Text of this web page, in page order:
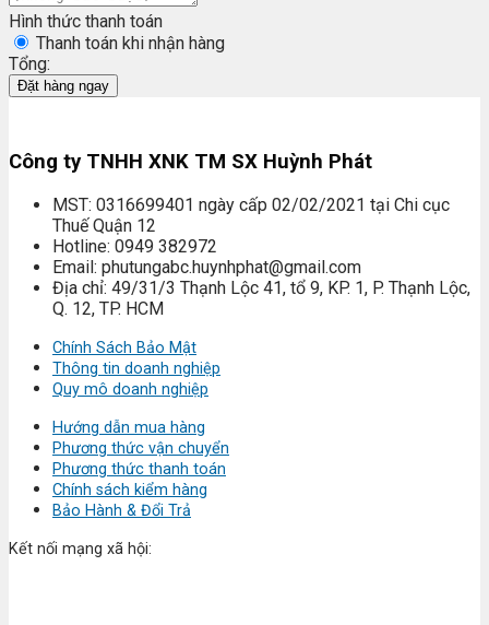
Hình thức thanh toán
Thanh toán khi nhận hàng
Tổng:
Đặt hàng ngay
Công ty TNHH XNK TM SX Huỳnh Phát
MST: 0316699401 ngày cấp 02/02/2021 tại Chi cục
Thuế Quận 12
Hotline: 0949 382972
Email: phutungabc.huynhphat@gmail.com
Địa chỉ: 49/31/3 Thạnh Lộc 41, tổ 9, KP. 1, P. Thạnh Lộc,
Q. 12, TP. HCM
Chính Sách Bảo Mật
Thông tin doanh nghiệp
Quy mô doanh nghiệp
Hướng dẫn mua hàng
Phương thức vận chuyển
Phương thức thanh toán
Chính sách kiểm hàng
Bảo Hành & Đổi Trả
Kết nối mạng xã hội: